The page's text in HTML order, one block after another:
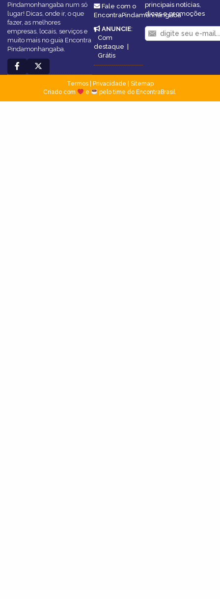
Pindamonhangaba num só
lugar! Dicas, onde ir, o que
fazer, as melhores
empresas, locais, serviços e
muito mais no guia Encontra
Pindamonhangaba.
Fale com o
EncontraPindamonhangaba
ANUNCIE:
Com
destaque
Grátis
principais notícias,
dicas e promoções
Termos| Privacidade
Sitemap
Criado com
e pelo time do EncontraBrasil